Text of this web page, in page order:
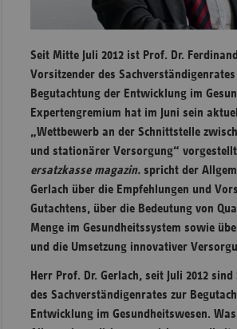
Seit Mitte Juli 2012 ist Prof. Dr.
Vorsitzender des
Begutachtung der Entwicklung im
Expertengremium hat im Juni sein
„Wettbewerb an der Schnittstelle
und stationärer Versorgung“
ersatzkasse magazin.spricht der
Gerlach über die Empfehlungen und
Gutachtens, über die Bedeutung von
Menge im Gesundheitssystem sowie
und die Umsetzung innovativer
Herr Prof. Dr. Gerlach, seit Juli 2012
des Sachverständigenrates zur
Entwicklung im Gesundheitswesen.